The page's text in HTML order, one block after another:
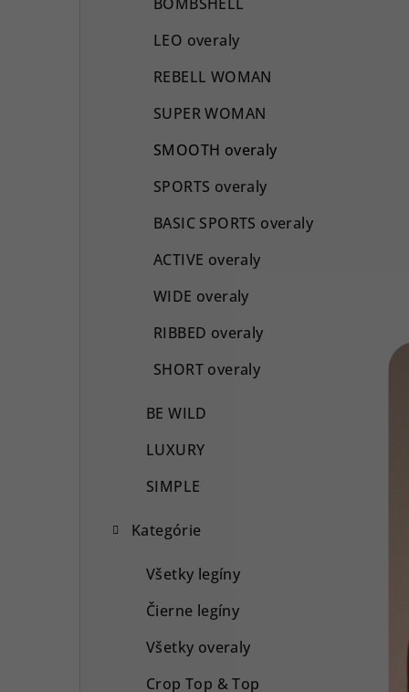
LEO overaly
REBELL WOMAN
SUPER WOMAN
SMOOTH overaly
SPORTS overaly
BASIC SPORTS overaly
ACTIVE overaly
WIDE overaly
RIBBED overaly
SHORT overaly
BE WILD
LUXURY
SIMPLE
Kategórie
Všetky legíny
Čierne legíny
Všetky overaly
Crop Top & Top